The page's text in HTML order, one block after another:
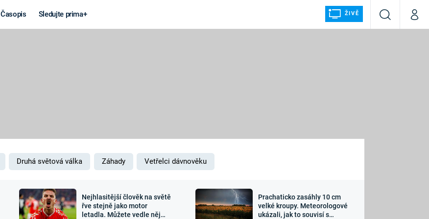
Časopis Sledujte prima+ ŽIVĚ
VyhledáváníMůj
MARS
Záhady a
Zajímavosti Sledujte nás
Druhá světová válka Záhady Vetřelci dávnověku
Nejhlasitější člověk na světě
řve stejně jako motor
letadla. Můžete vedle něj
Prachaticko zasáhly 10 cm
velké kroupy. Meteorologové
ukázali, jak to souvisí s